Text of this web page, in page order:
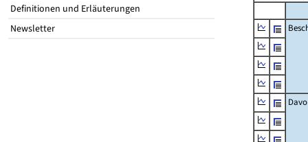
Definitionen und Erläuterungen
Newsletter